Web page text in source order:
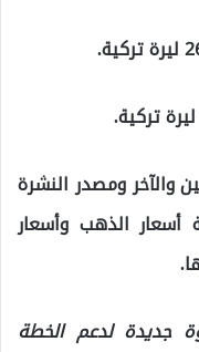
والآخر ومصدر النشرة
الذهب وأسعار
جديدة لدعم الخطة